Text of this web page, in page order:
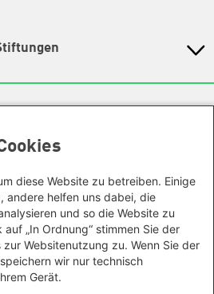
unserer Veranstaltungen? Sie
Anregung? Das
gibt Ihnen gerne Auskunft.
Sie uns gerne auch über unsere
sind leider nicht barrierefrei, wir
- Kambodscha
| Globaler
diese Website zu betreiben. Einige
andere helfen uns dabei, die
und so die Website zu
„In Ordnung“ stimmen Sie der
Websitenutzung zu. Wenn Sie der
wir nur technisch
Gerät.